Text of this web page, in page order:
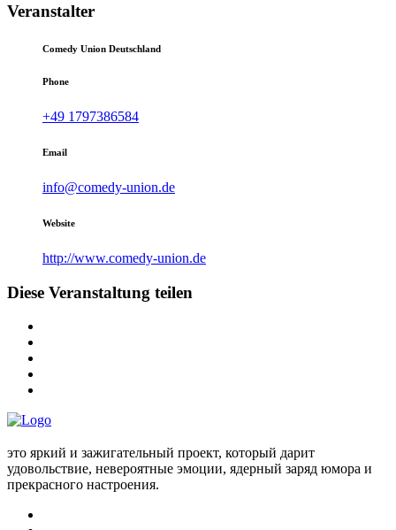
Veranstalter
Comedy Union Deutschland
Phone
+49 1797386584
Email
info@comedy-union.de
Website
http://www.comedy-union.de
Diese Veranstaltung teilen
это яркий и зажигательный проект, который дарит
удовольствие, невероятные эмоции, ядерный заряд юмора и
прекрасного настроения.